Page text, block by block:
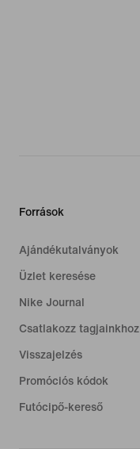
Források
Ajándékutalványok
Üzlet keresése
Nike Journal
Csatlakozz tagjainkhoz
Visszajelzés
Promóciós kódok
Futócipő-kereső